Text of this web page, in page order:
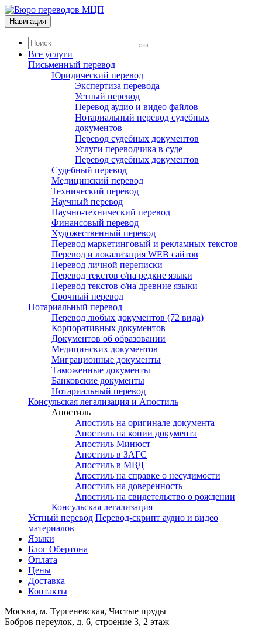
Навигация
Все услуги
Письменный перевод
Юридический перевод
Экспертиза перевода
Устный перевод
Перевод аудио и видео файлов
Нотариальный перевод судебных
документов
Перевод судебных документов
Услуги переводчика в суде
Перевод судебных документов
Судебный перевод
Медицинский перевод
Технический перевод
Научный перевод
Научно-технический перевод
Финансовый перевод
Художественный перевод
Перевод маркетинговый и рекламных текстов
Перевод и локализация WEB сайтов
Перевод личной переписки
Перевод текстов с/на редкие языки
Перевод текстов с/на древние языки
Срочный перевод
Нотариальный перевод
Перевод любых документов (72 вида)
Корпоративных документов
Документов об образовании
Медицинских документов
Миграционные документы
Таможенные документы
Банковские документы
Нотариальный перевод
Консульская легализация и Апостиль
Апостиль
Апостиль на оригинале документа
Апостиль на копии документа
Апостиль Минюст
Апостиль в ЗАГС
Апостиль в МВД
Апостиль на справке о несудимости
Апостиль на доверенность
Апостиль на свидетельство о рождении
Консульская легализация
Устный перевод Перевод-скрипт аудио и видео
материалов
Языки
Блог Обертона
Оплата
Цены
Доставка
Контакты
Москва, м. Тургеневская, Чистые пруды
Бобров переулок, д. 6, строение 3, 2 этаж